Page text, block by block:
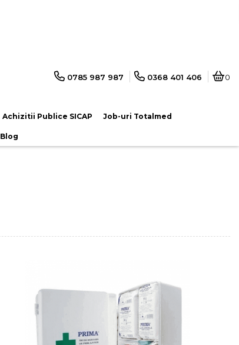
0785 987 987 0368 401 406 0
Achizitii Publice SICAP Job-uri Totalmed
Blog